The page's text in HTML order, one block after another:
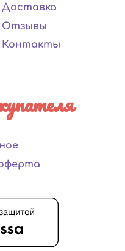
Доставка
Отзывы
Контакты